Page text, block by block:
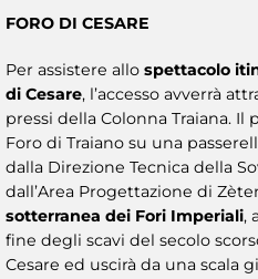
FORO DI CESARE
Per assistere allo spettacolo
di Cesare, l’accesso avverrà
pressi della Colonna Traiana.
Foro di Traiano su una
dalla Direzione Tecnica della
dall’Area Progettazione di
sotterranea dei Fori Imperiali,
fine degli scavi del secolo
Cesare ed uscirà da una scala